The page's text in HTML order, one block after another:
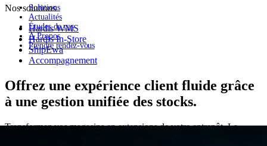
Solutions
Actualités
Études de cas
À Propos
Prendre rendez-vous
Nos solutions
Hardis WMS
Hardis In-Store
ShipEwa
Accompagnement
Offrez une expérience client fluide grâce
à une gestion unifiée des stocks.
Transformez vos magasins en extensions de votre entrepôt. La